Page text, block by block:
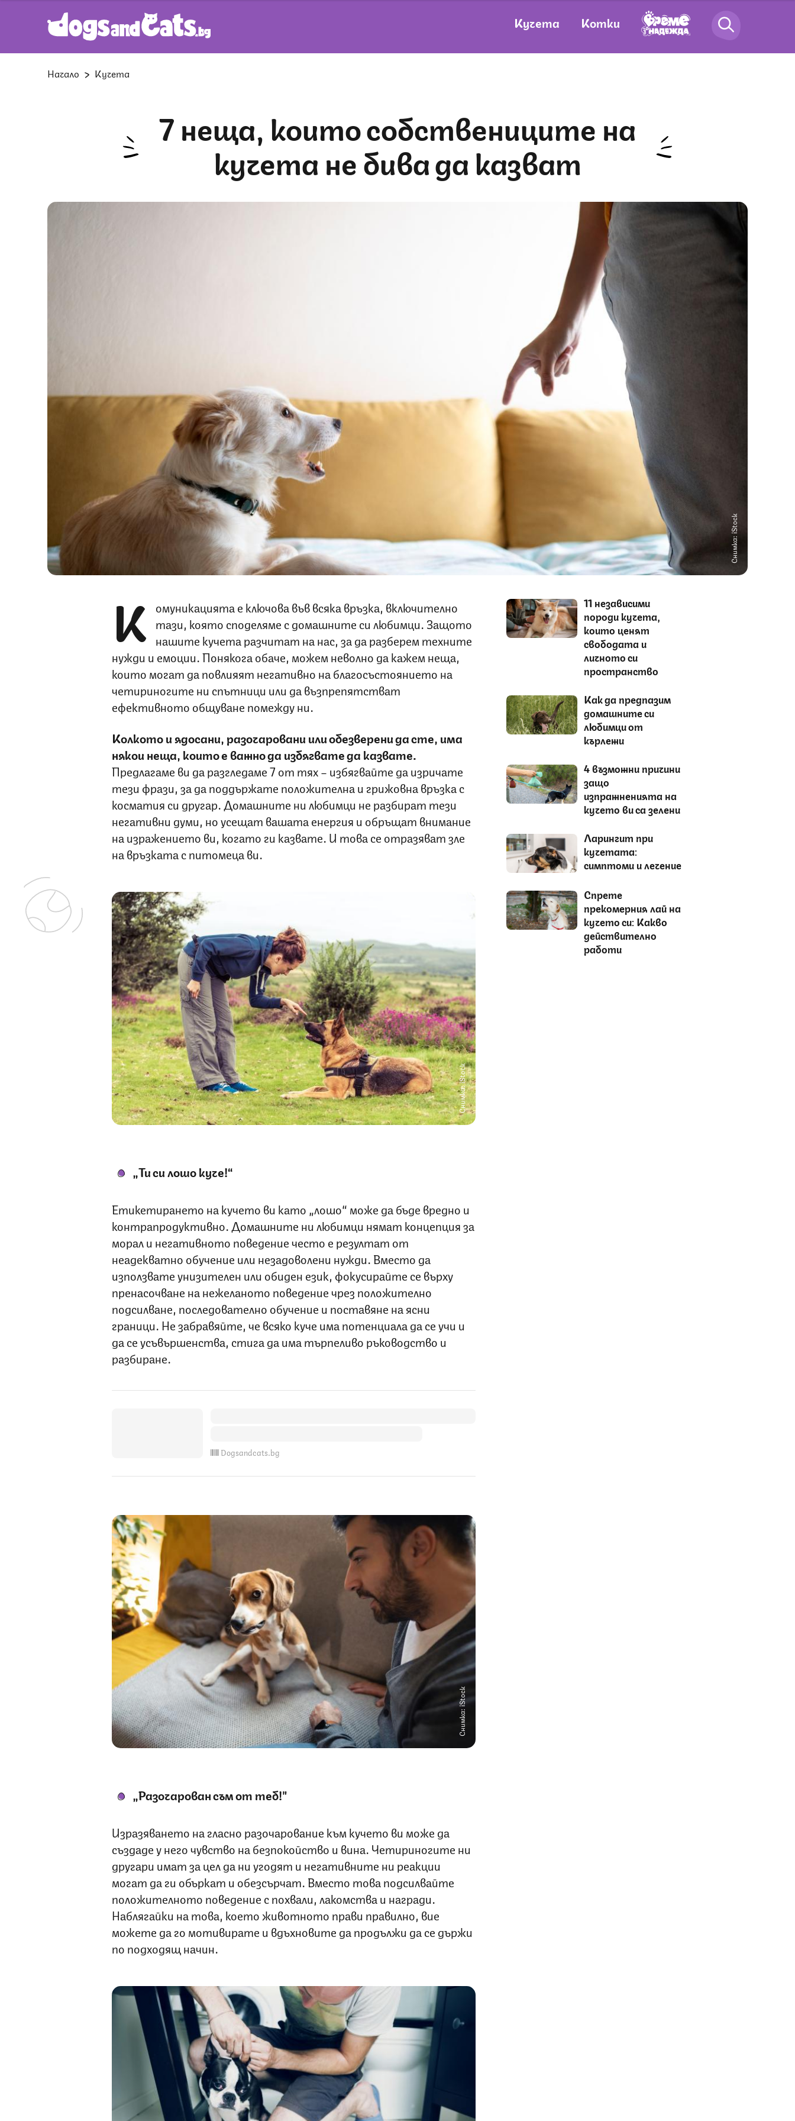
Кучета Котки
Начало Кучета
7 неща, които собствениците на
кучета не бива да казват
Снимка: iStock
К омуникацията е ключова във всяка връзка, включително
тази, която споделяме с домашните си любимци. Защото
нашите кучета разчитат на нас, за да разберем техните
нужди и емоции. Понякога обаче, можем неволно да кажем неща,
които могат да повлияят негативно на благосъстоянието на
четириногите ни спътници или да възпрепятстват
ефективното общуване помежду ни.
Колкото и ядосани, разочаровани или обезверени да сте, има
някои неща, които е важно да избягвате да казвате.
Предлагаме ви да разгледаме 7 от тях – избягвайте да изричате
тези фрази, за да поддържате положителна и грижовна връзка с
косматия си другар. Домашните ни любимци не разбират тези
негативни думи, но усещат вашата енергия и обръщат внимание
на изражението ви, когато ги казвате. И това се отразяват зле
на връзката с питомеца ви.
Снимка: iStock
„Ти си лошо куче!“
Етикетирането на кучето ви като „лошо“ може да бъде вредно и
контрапродуктивно. Домашните ни любимци нямат концепция за
морал и негативното поведение често е резултат от
неадекватно обучение или незадоволени нужди. Вместо да
използвате унизителен или обиден език, фокусирайте се върху
пренасочване на нежеланото поведение чрез положително
подсилване, последователно обучение и поставяне на ясни
граници. Не забравяйте, че всяко куче има потенциала да се учи и
да се усъвършенства, стига да има търпеливо ръководство и
разбиране.
Dogsandcats.bg
Снимка: iStock
„Разочарован съм от теб!"
Изразяването на гласно разочарование към кучето ви може да
създаде у него чувство на безпокойство и вина. Четириногите ни
другари имат за цел да ни угодят и негативните ни реакции
могат да ги объркат и обезсърчат. Вместо това подсилвайте
положителното поведение с похвали, лакомства и награди.
Наблягайки на това, което животното прави правилно, вие
можете да го мотивирате и вдъхновите да продължи да се държи
по подходящ начин.
11 независими
породи кучета,
които ценят
свободата и
личното си
пространство
Как да предпазим
домашните си
любимци от
кърлежи
4 възможни причини
защо
изпражненията на
кучето ви са зелени
Ларингит при
кучетата:
симптоми и лечение
Спрете
прекомерния лай на
кучето си: Какво
действително
работи